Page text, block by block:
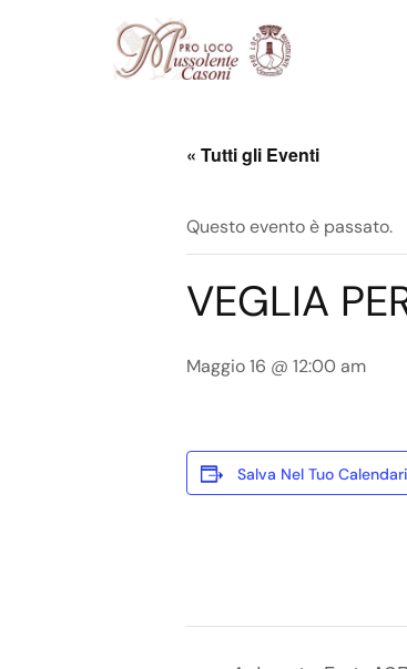
« Tutti gli Eventi
Questo evento è passato.
VEGLIA
Maggio 16 @ 12:00 am
Salva Nel Tuo